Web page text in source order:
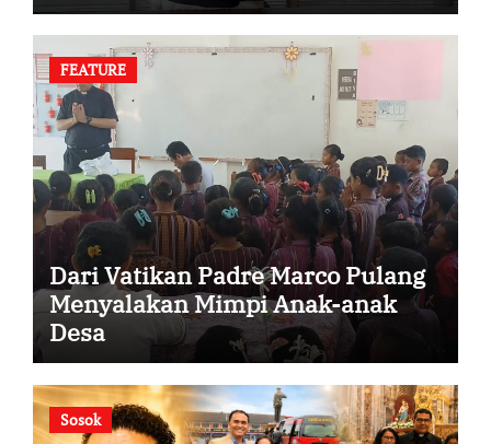
FEATURE
Dari Vatikan Padre Marco Pulang
Menyalakan Mimpi Anak-anak
Desa
Sosok